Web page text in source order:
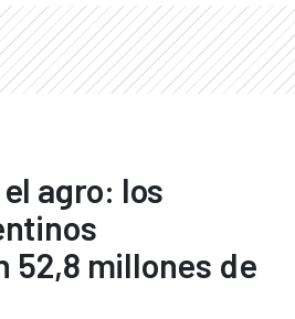
agro: los
52,8 millones de